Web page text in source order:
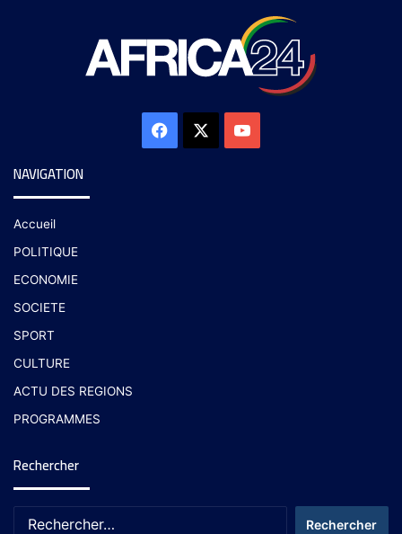
NAVIGATION
Accueil
POLITIQUE
ECONOMIE
SOCIETE
SPORT
CULTURE
ACTU DES REGIONS
PROGRAMMES
Rechercher